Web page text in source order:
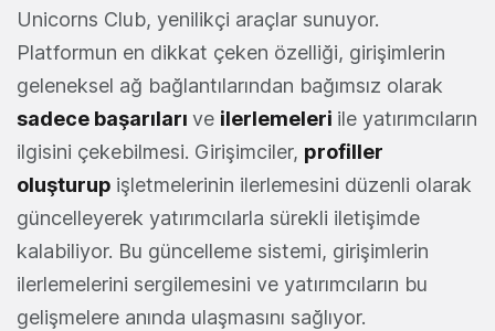
Unicorns Club, yenilikçi araçlar sunuyor.
Platformun en dikkat çeken özelliği, girişimlerin
geleneksel ağ bağlantılarından bağımsız olarak
sadece başarıları ve ilerlemeleri ile yatırımcıların
ilgisini çekebilmesi. Girişimciler, profiller
oluşturup işletmelerinin ilerlemesini düzenli olarak
güncelleyerek yatırımcılarla sürekli iletişimde
kalabiliyor. Bu güncelleme sistemi, girişimlerin
ilerlemelerini sergilemesini ve yatırımcıların bu
gelişmelere anında ulaşmasını sağlıyor.